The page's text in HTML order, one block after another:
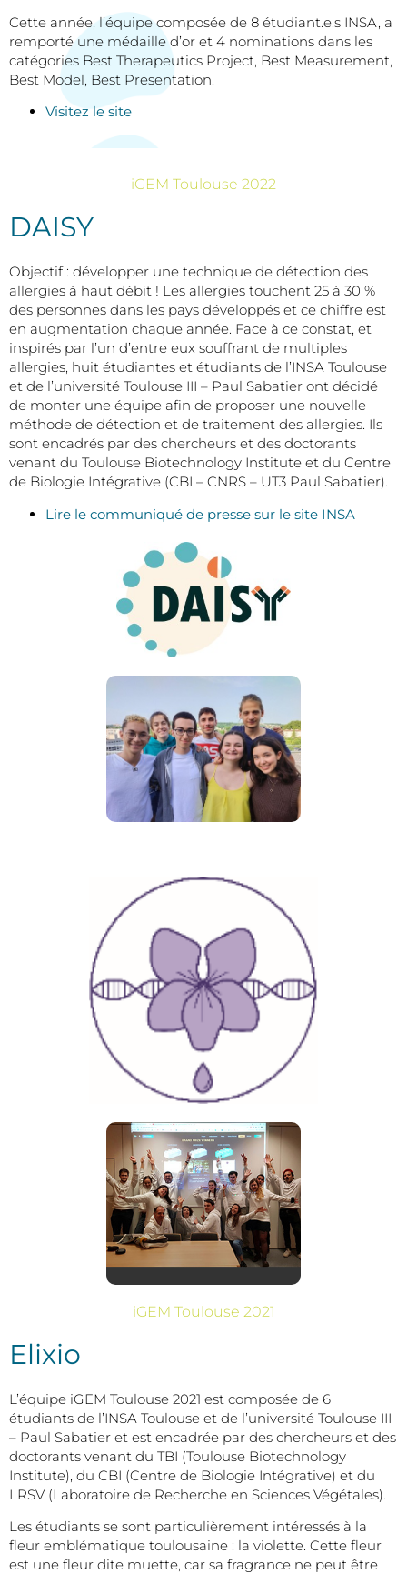
Cette année, l’équipe composée de 8 étudiant.e.s INSA, a
remporté une médaille d’or et 4 nominations dans les
catégories Best Therapeutics Project, Best Measurement,
Best Model, Best Presentation.
Visitez le site
iGEM Toulouse 2022
DAISY
Objectif : développer une technique de détection des
allergies à haut débit ! Les allergies touchent 25 à 30 %
des personnes dans les pays développés et ce chiffre est
en augmentation chaque année. Face à ce constat, et
inspirés par l’un d’entre eux souffrant de multiples
allergies, huit étudiantes et étudiants de l’INSA Toulouse
et de l’université Toulouse III – Paul Sabatier ont décidé
de monter une équipe afin de proposer une nouvelle
méthode de détection et de traitement des allergies. Ils
sont encadrés par des chercheurs et des doctorants
venant du Toulouse Biotechnology Institute et du Centre
de Biologie Intégrative (CBI – CNRS – UT3 Paul Sabatier).
Lire le communiqué de presse sur le site INSA
iGEM Toulouse 2021
Elixio
L’équipe iGEM Toulouse 2021 est composée de 6
étudiants de l’INSA Toulouse et de l’université Toulouse III
– Paul Sabatier et est encadrée par des chercheurs et des
doctorants venant du TBI (Toulouse Biotechnology
Institute), du CBI (Centre de Biologie Intégrative) et du
LRSV (Laboratoire de Recherche en Sciences Végétales).
Les étudiants se sont particulièrement intéressés à la
fleur emblématique toulousaine : la violette. Cette fleur
est une fleur dite muette, car sa fragrance ne peut être